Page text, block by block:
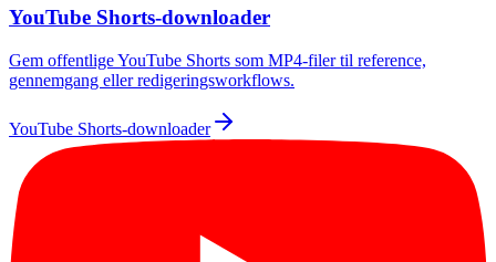
YouTube Shorts-downloader
Gem offentlige YouTube Shorts som MP4-filer til reference,
gennemgang eller redigeringsworkflows.
YouTube Shorts-downloader